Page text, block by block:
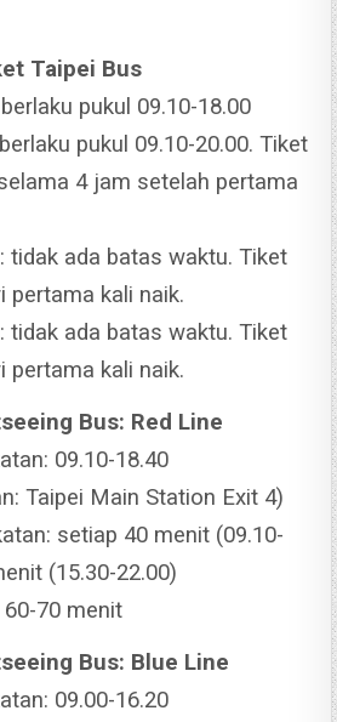
Taipei Bus
pukul 09.10-18.00
pukul 09.10-20.00. Tiket
4 jam setelah pertama
tidak ada batas waktu. Tiket
pertama kali naik.
tidak ada batas waktu. Tiket
pertama kali naik.
Bus: Red Line
09.10-18.40
Taipei Main Station Exit 4)
setiap 40 menit (09.10-
(15.30-22.00)
70 menit
Bus: Blue Line
09.00-16.20